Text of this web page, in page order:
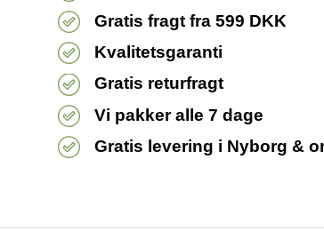
Gratis fragt fra 599 DKK
Kvalitetsgaranti
Gratis returfragt
Vi pakker alle 7 dage
Gratis levering i Nyborg &